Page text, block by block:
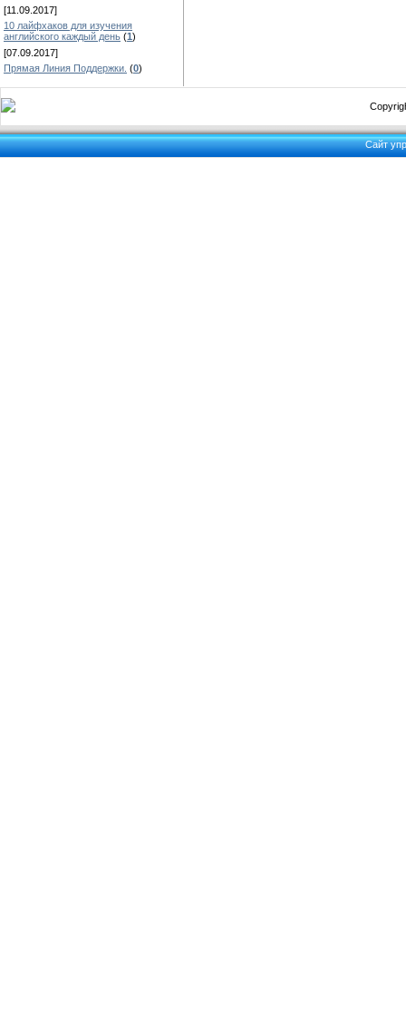
[11.09.2017]
10 лайфхаков для изучения
английского каждый день (1)
[07.09.2017]
Прямая Линия Поддержки. (0)
Сайт